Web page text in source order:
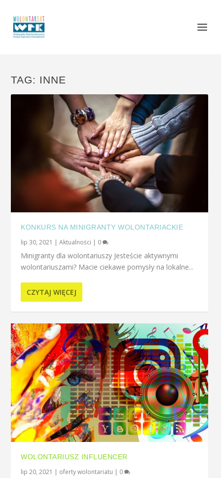
TAG: INNE
KONKURS NA MINIGRANTY WOLONTARIACKIE
lip 30, 2021 |Aktualności | 0
Minigranty dla wolontariuszy Jesteście aktywnymi
wolontariuszami? Macie ciekawe pomysły na lokalne...
CZYTAJ WIĘCEJ
WOLONTARIUSZ INFLUENCER
lip 20, 2021 | oferty wolontariatu | 0